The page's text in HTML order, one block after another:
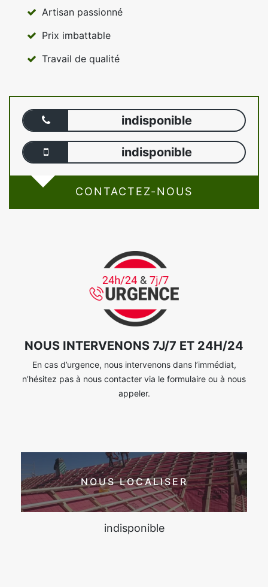
Artisan passionné
Prix imbattable
Travail de qualité
indisponible
indisponible
CONTACTEZ-NOUS
NOUS INTERVENONS 7J/7 ET 24H/24
En cas d’urgence, nous intervenons dans l’immédiat,
n’hésitez pas à nous contacter via le formulaire ou à nous
appeler.
NOUS LOCALISER
indisponible